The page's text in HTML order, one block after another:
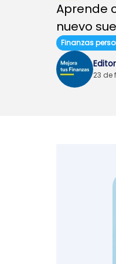
Crédito hipotecario
Créditos y
préstamos
Aprende
nuevo
Finanzas
23 de